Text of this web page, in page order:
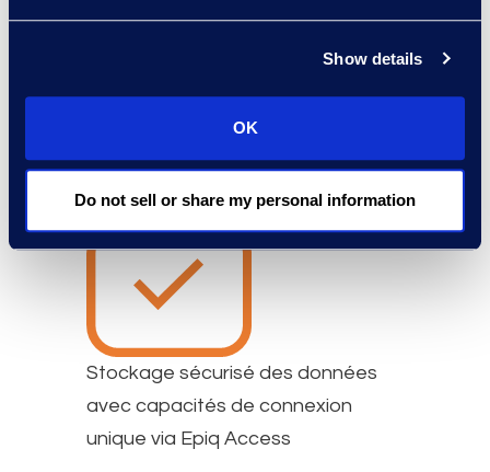
Show details
OK
Do not sell or share my personal information
besoins en matière de
Stockage sécurisé des données
avec capacités de connexion
unique via Epiq Access